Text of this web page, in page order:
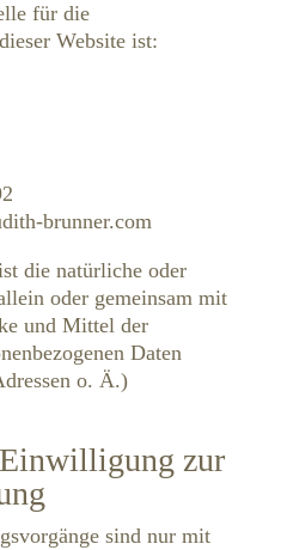
für die
Website ist:
brunner.com
die natürliche oder
oder gemeinsam mit
und Mittel der
Daten
o. Ä.)
zur
sind nur mit